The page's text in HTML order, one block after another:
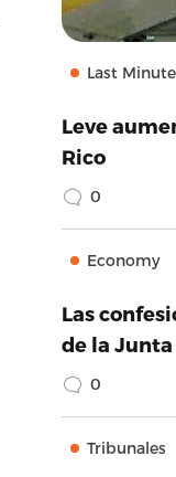
Last Minute
Leve
Rico
0
Economy
Las
de la
0
Tribunales